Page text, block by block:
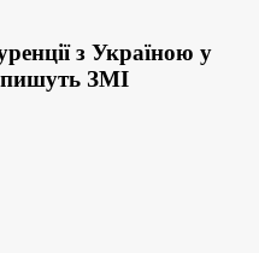
з Україною у
ЗМІ